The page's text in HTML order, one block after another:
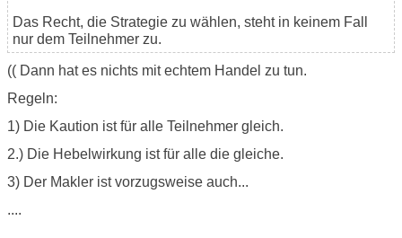
Das Recht, die Strategie zu wählen, steht in keinem Fall
nur dem Teilnehmer zu.
(( Dann hat es nichts mit echtem Handel zu tun.
Regeln:
1) Die Kaution ist für alle Teilnehmer gleich.
2.) Die Hebelwirkung ist für alle die gleiche.
3) Der Makler ist vorzugsweise auch...
....